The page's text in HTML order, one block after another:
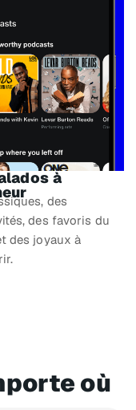
à
des
des favoris du
des joyaux à
où